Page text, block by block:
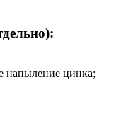
напыление цинка;